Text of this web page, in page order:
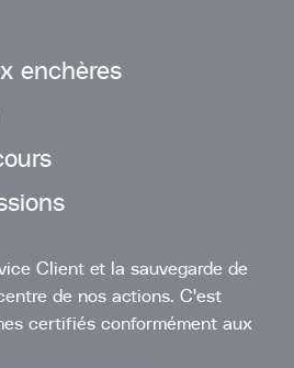
enchères
Client et la sauvegarde de
de nos actions. C'est
certifiés conformément aux